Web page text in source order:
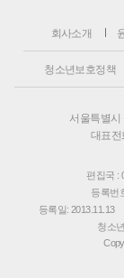
회사소개
청소년보호정책
서울특별시
대표전
편집국 :
등록번
등록일: 2013.11.13
청소